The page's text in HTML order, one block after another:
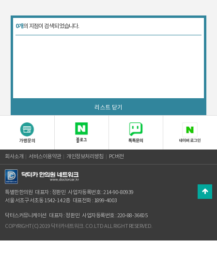
0개의 지점이 검색 되었습니다.
리스트 닫기
회사소개 서비스이용약관 개인정보처리방침 PC버전
특별한한의원 대표자 : 정환민 사업자등록번호 : 214-90-80939
서울 서초구 서초동 1542-14 2층 대표전화 : 1899-4003
닥터스커뮤니케이션 대표자 : 정환민 사업자등록번호 : 220-88-36605
COPYRIGHT(C) 2019 닥터카네트워크. CO.LTD ALL RIGHT RESERVED.